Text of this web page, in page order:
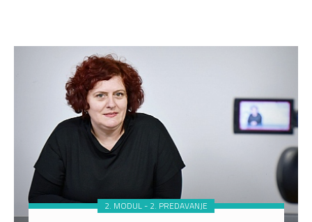
2. MODUL - 2. PREDAVANJE